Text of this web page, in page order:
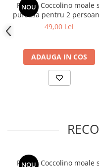
NOU
Patura Coccolino moale
pufoasa pentru 2
200X230 cm, Alb Ivoire
49,00 Lei
ADAUGA IN COS
NOU
Patura Coccolino moale